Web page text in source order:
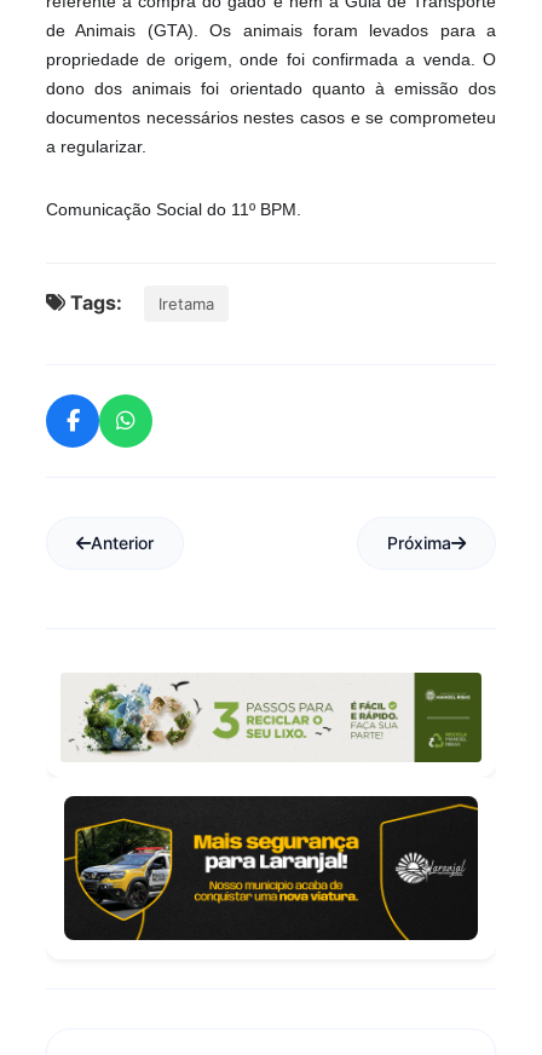
de Animais (GTA). Os animais foram levados para a
propriedade de origem, onde foi confirmada a venda. O
dono dos animais foi orientado quanto à emissão dos
documentos necessários nestes casos e se comprometeu
a regularizar.
Comunicação Social do 11º BPM.
Tags: Iretama
Anterior Próxima